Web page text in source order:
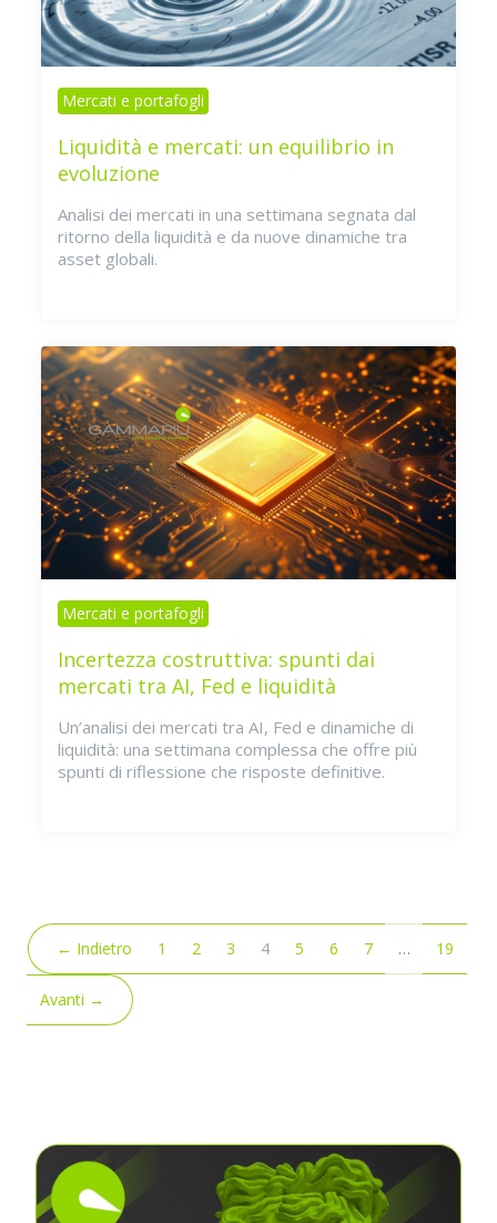
Mercati e portafogli
Liquidità e mercati: un equilibrio in
evoluzione
Analisi dei mercati in una settimana segnata dal
ritorno della liquidità e da nuove dinamiche tra
asset globali.
Mercati e portafogli
Incertezza costruttiva: spunti dai
mercati tra AI, Fed e liquidità
Un’analisi dei mercati tra AI, Fed e dinamiche di
liquidità: una settimana complessa che offre più
spunti di riflessione che risposte definitive.
← Indietro 1 2 3 4(attuale)
5 6 7 … 19
Avanti →